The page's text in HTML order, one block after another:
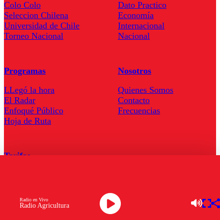
Radio Agricultura
Radio en Vivo
Colo Colo
Seleccion Chilena
Universidad de Chile
Torneo Nacional
Dato Practico
Economía
Internacional
Nacional
Programas
LLegó la hora
El Radar
Enfoqué Público
Hoja de Ruta
Nosotros
Quienes Somos
Contacto
Frecuencias
Tarifas